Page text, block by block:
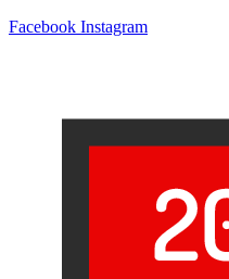
Facebook Instagram